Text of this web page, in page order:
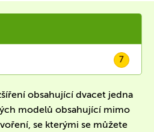
7
obsahující dvacet jedna
modelů obsahující mimo
se kterými se můžete